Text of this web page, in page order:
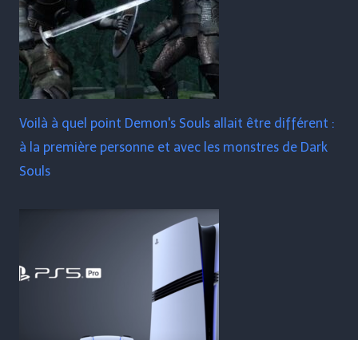
Voilà à quel point Demon's Souls allait être différent :
à la première personne et avec les monstres de Dark
Souls